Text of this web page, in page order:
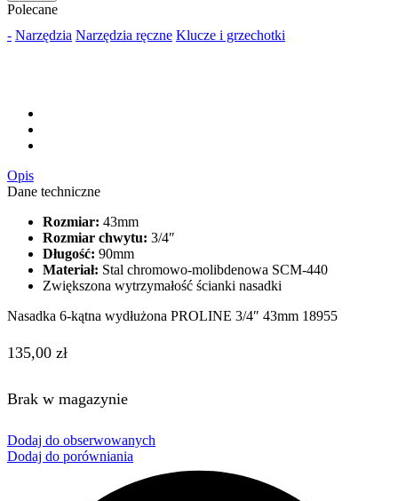
Polecane
- Narzędzia Narzędzia ręczne Klucze i grzechotki
Opis
Dane techniczne
Rozmiar: 43mm
Rozmiar chwytu: 3/4″
Długość: 90mm
Materiał: Stal chromowo-molibdenowa SCM-440
Zwiększona wytrzymałość ścianki nasadki
Nasadka 6-kątna wydłużona PROLINE 3/4″ 43mm 18955
135,00 zł
Brak w magazynie
Dodaj do obserwowanych
Dodaj do porówniania